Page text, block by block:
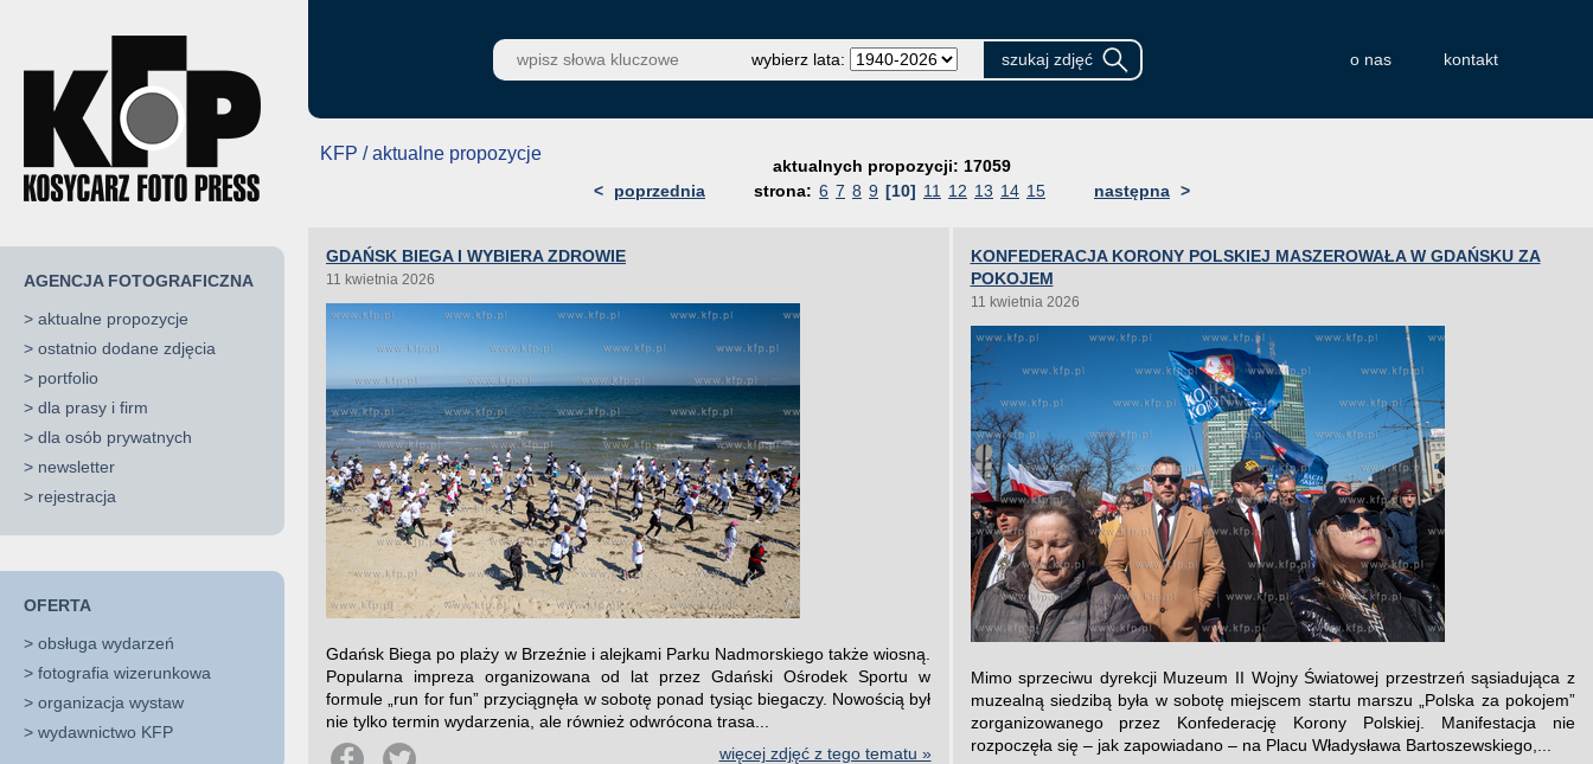
AGENCJA FOTOGRAFICZNA
> aktualne propozycje
> ostatnio dodane zdjęcia
> portfolio
> dla prasy i firm
> dla osób prywatnych
> newsletter
> rejestracja
OFERTA
> obsługa wydarzeń
> fotografia wizerunkowa
> organizacja wystaw
> wydawnictwo KFP
wybierz lata: o nas kontakt
KFP / aktualne propozycje
aktualnych propozycji: 17059
<
poprzednia strona: 6 7 8 9 [10] 11 12 13 14 15 następna >
GDAŃSK BIEGA I WYBIERA ZDROWIE
11 kwietnia 2026
Gdańsk Biega po plaży w Brzeźnie i alejkami Parku Nadmorskiego także wiosną.
Popularna impreza organizowana od lat przez Gdański Ośrodek Sportu w
formule „run for fun” przyciągnęła w sobotę ponad tysiąc biegaczy. Nowością był
nie tylko termin wydarzenia, ale również odwrócona trasa...
więcej zdjęć z tego tematu »
KONFEDERACJA KORONY POLSKIEJ MASZEROWAŁA W GDAŃSKU ZA
POKOJEM
11 kwietnia 2026
Mimo sprzeciwu dyrekcji Muzeum II Wojny Światowej przestrzeń sąsiadująca z
muzealną siedzibą była w sobotę miejscem startu marszu „Polska za pokojem”
zorganizowanego przez Konfederację Korony Polskiej. Manifestacja nie
rozpoczęła się – jak zapowiadano – na Placu Władysława Bartoszewskiego,...